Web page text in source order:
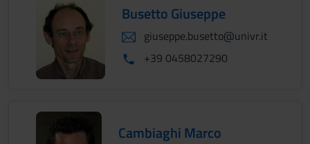
Busetto Giuseppe
giuseppe.busetto@univr.it
+39 0458027290
Cambiaghi Marco